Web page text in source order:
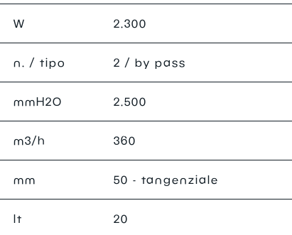
W 2.300
n. / tipo 2 / by pass
mmH2O 2.500
m3/h 360
mm 50 - tangenziale
lt 20